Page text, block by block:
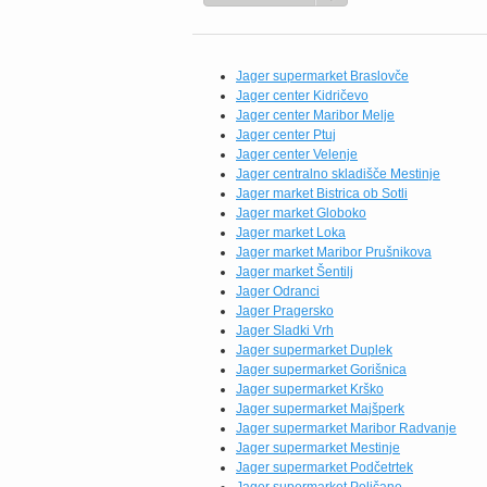
Jager supermarket Braslovče
Jager center Kidričevo
Jager center Maribor Melje
Jager center Ptuj
Jager center Velenje
Jager centralno skladišče Mestinje
Jager market Bistrica ob Sotli
Jager market Globoko
Jager market Loka
Jager market Maribor Prušnikova
Jager market Šentilj
Jager Odranci
Jager Pragersko
Jager Sladki Vrh
Jager supermarket Duplek
Jager supermarket Gorišnica
Jager supermarket Krško
Jager supermarket Majšperk
Jager supermarket Maribor Radvanje
Jager supermarket Mestinje
Jager supermarket Podčetrtek